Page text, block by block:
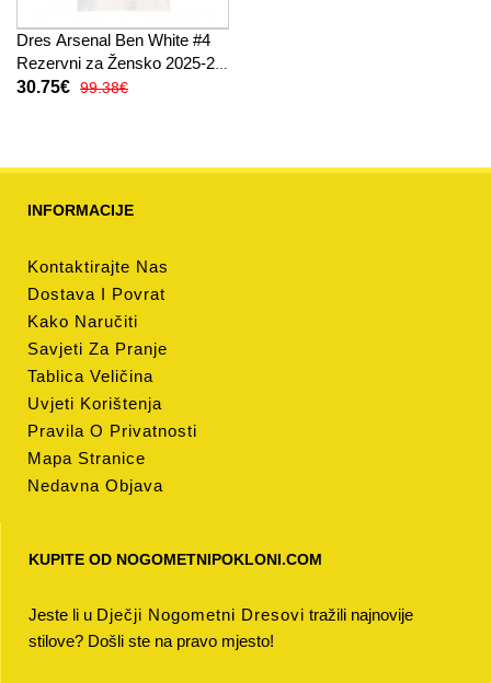
Dres Arsenal Ben White #4
Rezervni za Žensko 2025-26
Kratak Rukav
30.75€ 99.38€
INFORMACIJE
Kontaktirajte Nas
Dostava I Povrat
Kako Naručiti
Savjeti Za Pranje
Tablica Veličina
Uvjeti Korištenja
Pravila O Privatnosti
Mapa Stranice
Nedavna Objava
KUPITE OD NOGOMETNIPOKLONI.COM
Jeste li u Dječji Nogometni Dresovi tražili najnovije
stilove? Došli ste na pravo mjesto!